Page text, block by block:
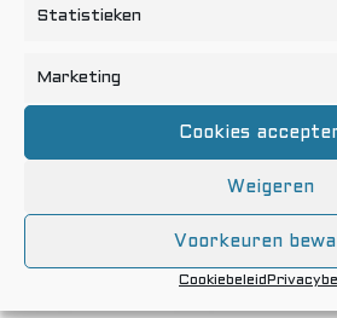
Statistieken
Marketing
Cookies
Weigeren
Voorkeuren
Cookiebeleid